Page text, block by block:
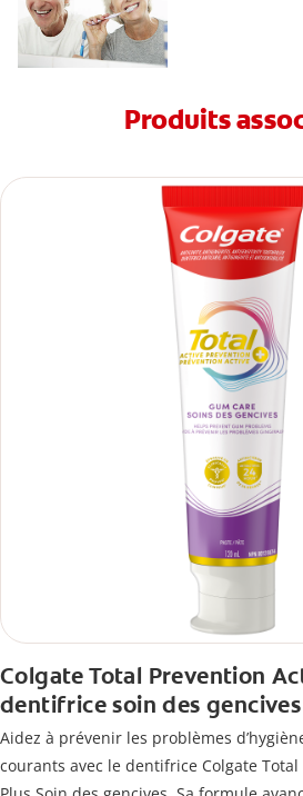
Produits
Colgate Total Prevention
dentifrice soin des
Aidez à prévenir les problèmes
courants avec le dentifrice Colgate